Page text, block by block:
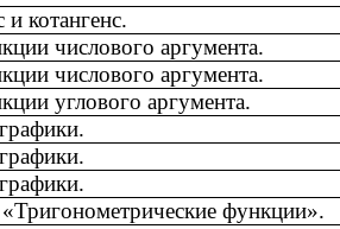
котангенс.
числового аргумента.
числового аргумента.
углового аргумента.
функции».